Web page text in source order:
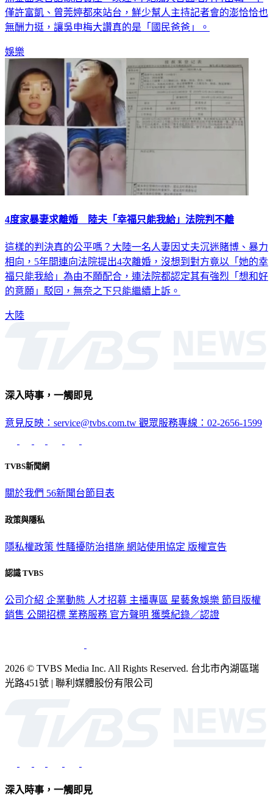
僅許富凱、曾莞婷都來站台，鮮少幫人主持記者會的澎恰恰也
無酬力挺，讓吳申梅大讚真的是「國民爸爸」。
娛樂
4度家暴妻求離婚 陸夫「幸福只能我給」法院判不離
這樣的判決真的公平嗎？大陸一名人妻因丈夫沉迷賭博、暴力
相向，5年間連向法院提出4次離婚，沒想到對方竟以「她的幸
福只能我給」為由不願配合，連法院都認定其有強烈「想和好
的意願」駁回，無奈之下只能繼續上訴。
大陸
深入時事，一觸即見
意見反映：service@tvbs.com.tw 觀眾服務專線：02-2656-1599
TVBS新聞網
關於我們 56新聞台節目表
政策與隱私
隱私權政策 性騷擾防治措施 網站使用協定 版權宣告
認識 TVBS
公司介紹 企業動態 人才招募 主播專區 星藝象娛樂 節目版權
銷售 公開招標 業務服務 官方聲明 獲獎紀錄／認證
2026 © TVBS Media Inc. All Rights Reserved. 台北市內湖區瑞
光路451號 | 聯利媒體股份有限公司
深入時事，一觸即見